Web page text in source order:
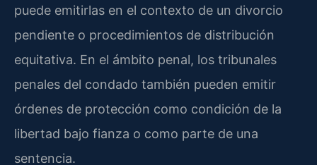
puede emitirlas en el contexto de un divorcio
pendiente o procedimientos de distribución
equitativa. En el ámbito penal, los tribunales
penales del condado también pueden emitir
órdenes de protección como condición de la
libertad bajo fianza o como parte de una
sentencia.